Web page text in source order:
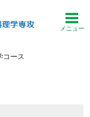
コース